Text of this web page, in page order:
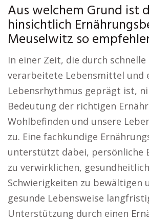
Aus welchem Grund ist
hinsichtlich
Meuselwitz so
In einer Zeit, die durch
verarbeitete Lebensmittel und
Lebensrhythmus geprägt ist,
Bedeutung der richtigen
Wohlbefinden und unsere
zu. Eine fachkundige
unterstützt dabei, persönliche
zu verwirklichen,
Schwierigkeiten zu bewältigen
gesunde Lebensweise
Unterstützung durch einen